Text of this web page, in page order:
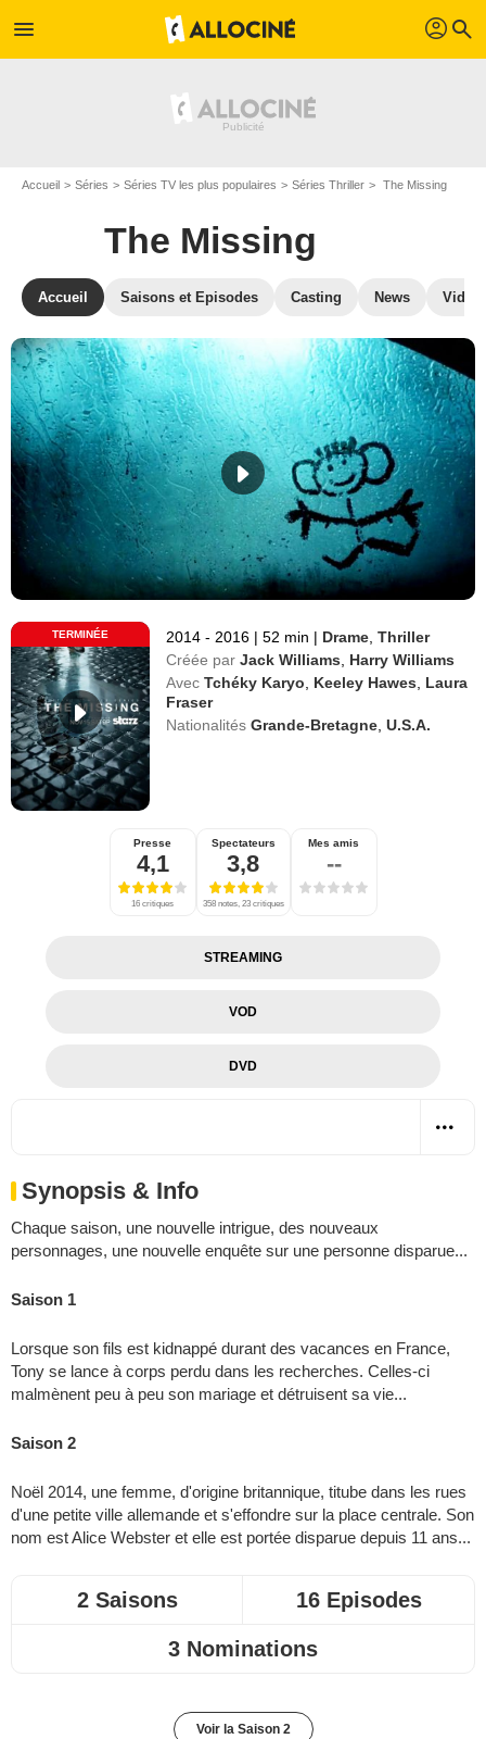
menu profil search
Accueil Séries Séries TV les plus populaires Séries Thriller The Missing
The Missing
Accueil Saisons et Episodes Casting News
TERMINÉE 2014 - 2016 | 52 min | Drame ,Thriller
Créée par Jack Williams
Harry Williams
Avec Tchéky Karyo Keeley Hawes
Laura
Fraser
Nationalités Grande-Bretagne ,U.S.A.
Presse
4,1
16 critiques
Spectateurs
3,8
358 notes, 23 critiques
Mes amis
--
STREAMING
VOD
DVD
Synopsis & Info
Chaque saison, une nouvelle intrigue, des nouveaux
personnages, une nouvelle enquête sur une personne disparue...
Saison 1
Lorsque son fils est kidnappé durant des vacances en France,
Tony se lance à corps perdu dans les recherches. Celles-ci
malmènent peu à peu son mariage et détruisent sa vie...
Saison 2
Noël 2014, une femme, d'origine britannique, titube dans les rues
d'une petite ville allemande et s'effondre sur la place centrale. Son
nom est Alice Webster et elle est portée disparue depuis 11 ans...
2 Saisons 16 Episodes
3 Nominations
Voir la Saison 2